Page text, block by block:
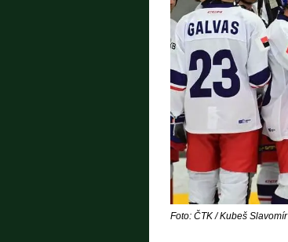
Foto: ČTK / Kubeš Slavomír